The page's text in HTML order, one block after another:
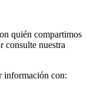
quién compartimos
consulte nuestra
información con: